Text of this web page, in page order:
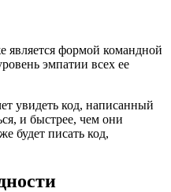
является формой командной
эмпатии всех ее
увидеть код, написанный
и быстрее, чем они
будет писать код,